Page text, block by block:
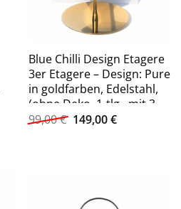
Blue Chilli Design Etagere
3er Etagere – Design: Pure
in goldfarben, Edelstahl,
(ohne Deko, 1-tlg., mit 3
Etagen, Gesamthöhe 23
99,00€ Ursprünglicher
Preis
149,00€Aktueller